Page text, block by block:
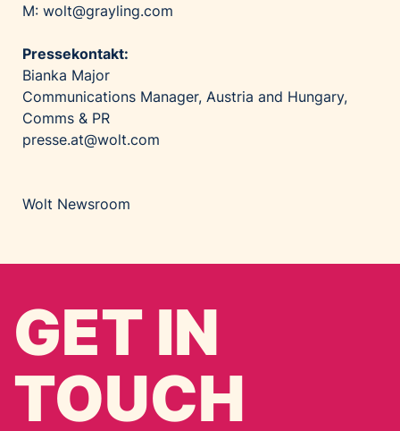
M: wolt@grayling.com
Pressekontakt:
Bianka Major
Communications Manager, Austria and Hungary,
Comms & PR
presse.at@wolt.com
Wolt Newsroom
GET IN
TOUCH